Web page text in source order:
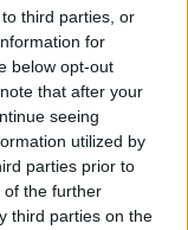
third parties, or
for
below opt-out
that after your
seeing
utilized by
parties prior to
of the further
third parties on the